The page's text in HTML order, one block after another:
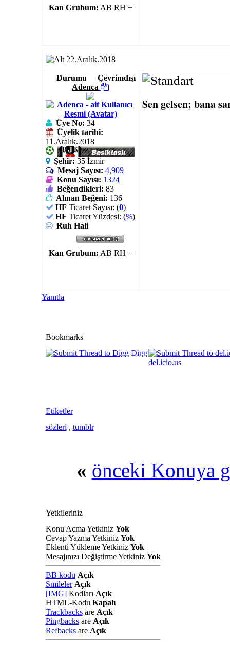
Kan Grubum: AB RH +
22.Aralık.2018
Durumu
Çevrimdışı
Adenca
Üye No: 34
Üyelik tarihi:
11.Aralık.2018
Şehir: 35 İzmir
Mesaj Sayısı: 4,909
Konu Sayısı: 1324
Beğendikleri: 83
Alınan Beğeni: 136
HF Ticaret Sayısı: (0)
HF Ticaret Yüzdesi: (%)
Ruh Hali
Kan Grubum: AB RH +
Sen gelsen; bana
Yanıtla
Bookmarks
Digg
del.icio.us
Etiketler
sözleri , tumblr
« önceki Konuya
Yetkileriniz
Konu Acma Yetkiniz Yok
Cevap Yazma Yetkiniz Yok
Eklenti Yükleme Yetkiniz Yok
Mesajınızı Değiştirme Yetkiniz Yok
BB kodu Açık
Smileler Açık
[IMG]Kodları Açık
HTML-Kodu Kapalı
Trackbacksare Açık
Pingbacksare Açık
Refbacksare Açık